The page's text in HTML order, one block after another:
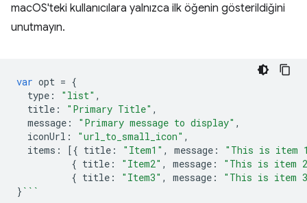
macOS'teki kullanıcılara yalnızca ilk öğenin gösterildiğini
unutmayın.
var opt = {
type : "list" ,
title : "Primary Title" ,
message : "Primary message to display" ,
iconUrl : "url_to_small_icon" ,
items : [{ title : "Item1" , message :
"This is item
{ title : "Item2" , message :
"This is item
{ title : "Item3" , message :
"This is item
} ```